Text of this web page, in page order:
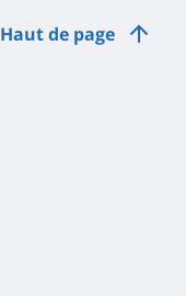
Haut de page